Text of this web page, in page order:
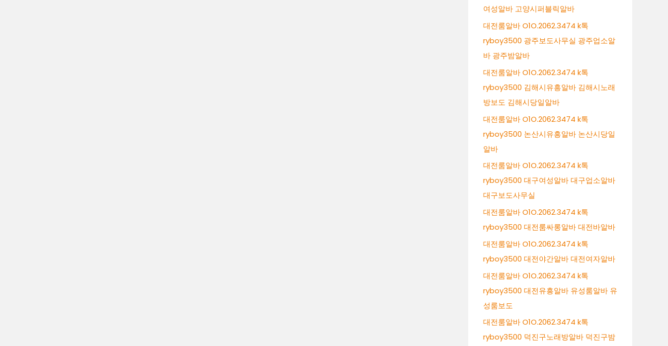
여성알바 고양시퍼블릭알바
대전룸알바 O1O.2062.3474 k톡
ryboy3500 광주보도사무실 광주업소알
바 광주밤알바
대전룸알바 O1O.2062.3474 k톡
ryboy3500 김해시유흥알바 김해시노래
방보도 김해시당일알바
대전룸알바 O1O.2062.3474 k톡
ryboy3500 논산시유흥알바 논산시당일
알바
대전룸알바 O1O.2062.3474 k톡
ryboy3500 대구여성알바 대구업소알바
대구보도사무실
대전룸알바 O1O.2062.3474 k톡
ryboy3500 대전룸싸롱알바 대전바알바
대전룸알바 O1O.2062.3474 k톡
ryboy3500 대전야간알바 대전여자알바
대전룸알바 O1O.2062.3474 k톡
ryboy3500 대전유흥알바 유성룸알바 유
성룸보도
대전룸알바 O1O.2062.3474 k톡
ryboy3500 덕진구노래방알바 덕진구밤